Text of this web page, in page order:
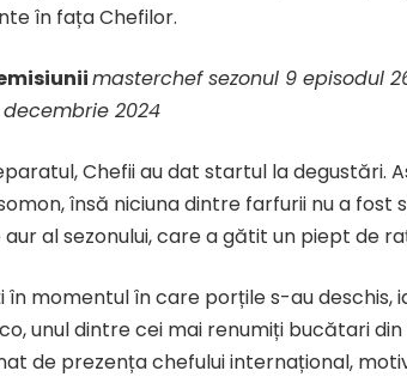
în fața Chefilor.
masterchef sezonul 9 episodul
decembrie 2024
Chefii au dat startul la degustări.
însă niciuna dintre farfurii nu a fost
al sezonului, care a gătit un piept de
momentul în care porțile s-au deschis,
unul dintre cei mai renumiți bucătari
de prezența chefului internațional,